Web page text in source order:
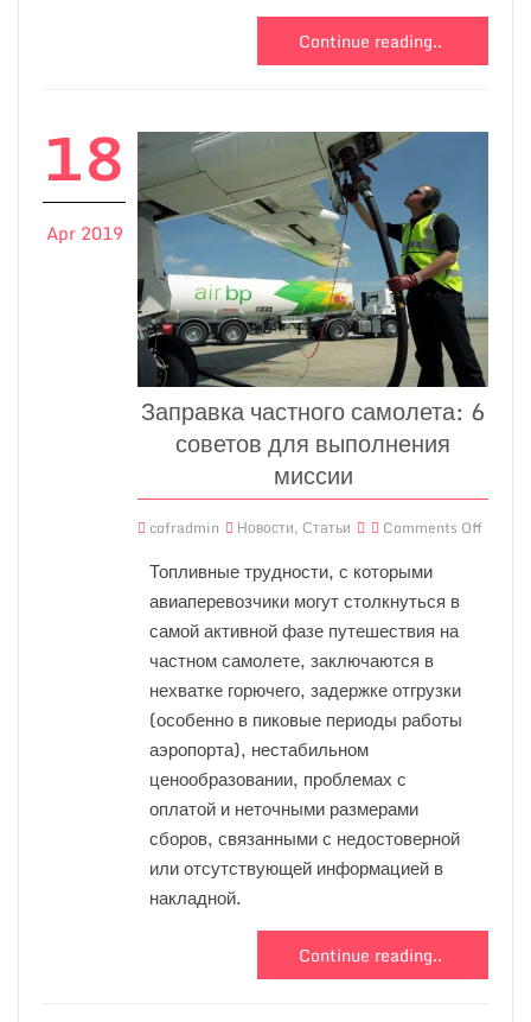
Continue reading..
18
Apr 2019
Заправка частного самолета: 6
советов для выполнения
миссии
cofradmin Новости, Статьи Comments Off
Топливные трудности, с которыми
авиаперевозчики могут столкнуться в
самой активной фазе путешествия на
частном самолете, заключаются в
нехватке горючего, задержке отгрузки
(особенно в пиковые периоды работы
аэропорта), нестабильном
ценообразовании, проблемах с
оплатой и неточными размерами
сборов, связанными с недостоверной
или отсутствующей информацией в
накладной.
Continue reading..